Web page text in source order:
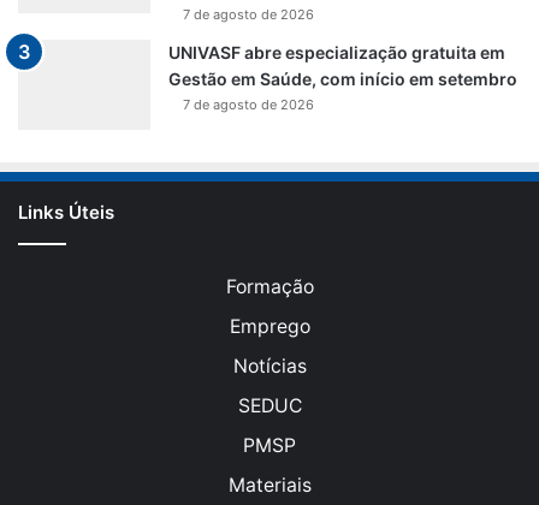
7 de agosto de 2026
UNIVASF abre especialização gratuita em
Gestão em Saúde, com início em setembro
7 de agosto de 2026
Links Úteis
Formação
Emprego
Notícias
SEDUC
PMSP
Materiais